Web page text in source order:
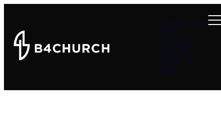
Summer at B4
About
Connect
Teachings
Ministries
Events
Give